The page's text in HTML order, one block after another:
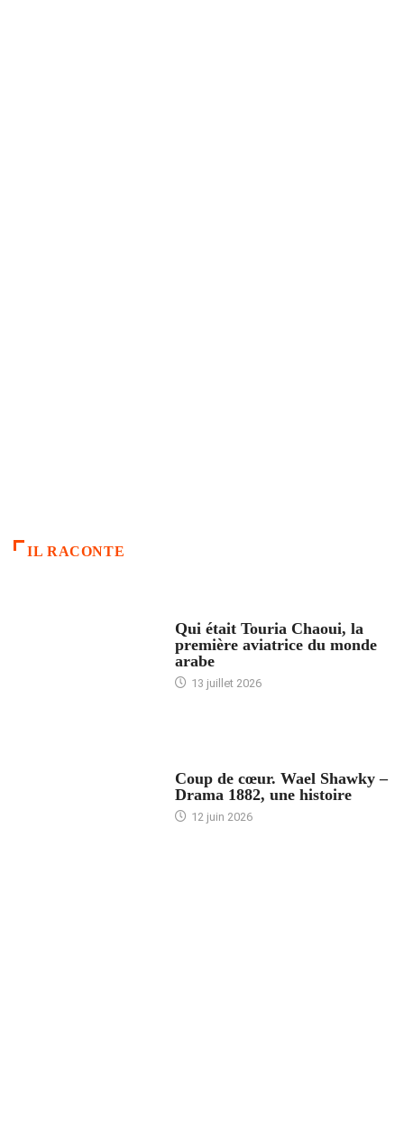
IL RACONTE
Qui était Touria Chaoui, la
première aviatrice du monde
arabe
13 juillet 2026
Coup de cœur. Wael Shawky –
Drama 1882, une histoire
12 juin 2026